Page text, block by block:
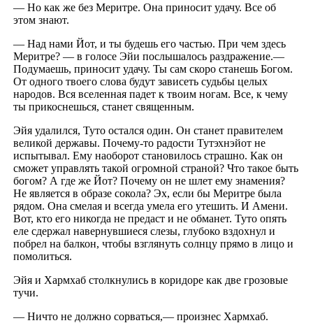
— Но как же без Меритре. Она приносит удачу. Все об
этом знают.
— Над нами Йот, и ты будешь его частью. При чем здесь
Меритре? — в голосе Эйи послышалось раздражение.—
Подумаешь, приносит удачу. Ты сам скоро станешь Богом.
От одного твоего слова будут зависеть судьбы целых
народов. Вся вселенная падет к твоим ногам. Все, к чему
ты прикоснешься, станет священным.
Эйя удалился, Туто остался один. Он станет правителем
великой державы. Почему-то радости Тутэхнэйот не
испытывал. Ему наоборот становилось страшно. Как он
сможет управлять такой огромной страной? Что такое быть
богом? А где же Йот? Почему он не шлет ему знамения?
Не является в образе сокола? Эх, если бы Меритре была
рядом. Она смелая и всегда умела его утешить. И Амени.
Вот, кто его никогда не предаст и не обманет. Туто опять
еле сдержал навернувшиеся слезы, глубоко вздохнул и
побрел на балкон, чтобы взглянуть солнцу прямо в лицо и
помолиться.
Эйя и Хармхаб столкнулись в коридоре как две грозовые
тучи.
— Ничто не должно сорваться,— произнес Хармхаб.